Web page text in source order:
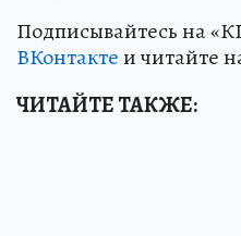
Подписывайтесь на
ВКонтактеи читайте
ЧИТАЙТЕ ТАКЖЕ: